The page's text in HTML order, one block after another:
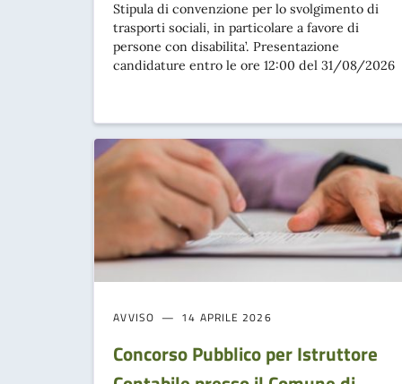
Stipula di convenzione per lo svolgimento di
trasporti sociali, in particolare a favore di
persone con disabilita’. Presentazione
candidature entro le ore 12:00 del 31/08/2026
AVVISO 14 APRILE 2026
Concorso Pubblico per Istruttore